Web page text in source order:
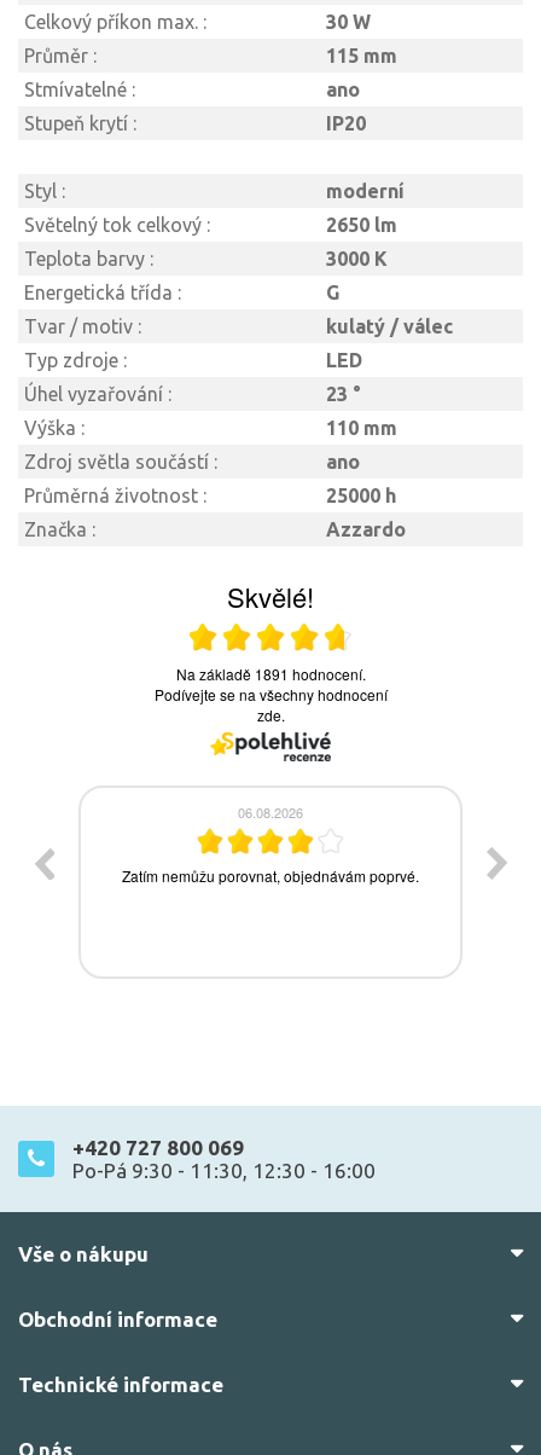
Celkový příkon max. :
30 W
Průměr :
115 mm
Stmívatelné :
ano
Stupeň krytí :
IP20
Styl :
moderní
Světelný tok celkový :
2650 lm
Teplota barvy :
3000 K
Energetická třída :
G
Tvar / motiv :
kulatý / válec
Typ zdroje :
LED
Úhel vyzařování :
23 °
Výška :
110 mm
Zdroj světla součástí :
ano
Průměrná životnost :
25000 h
Značka :
Azzardo
+420 727 800 069
Po-Pá 9:30 - 11:30, 12:30 - 16:00
Vše o nákupu
Obchodní informace
Technické informace
O nás